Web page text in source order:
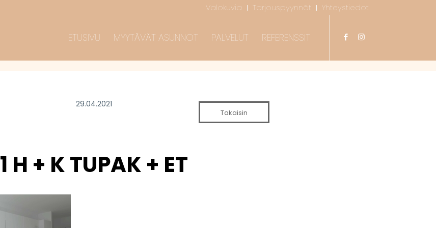
Valokuvia Tarjouspyynnöt Yhteystiedot
ETUSIVU MYYTÄVÄT ASUNNOT PALVELUT REFERENSSIT
29.04.2021
Takaisin
1 H + K TUPAK + ET